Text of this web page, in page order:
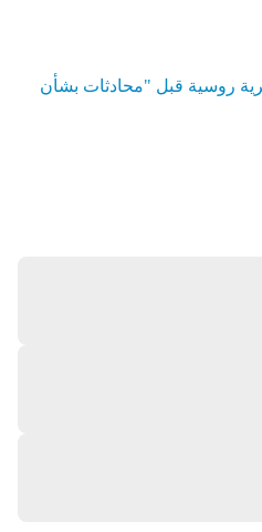
روسية قبل "محادثات بشأن